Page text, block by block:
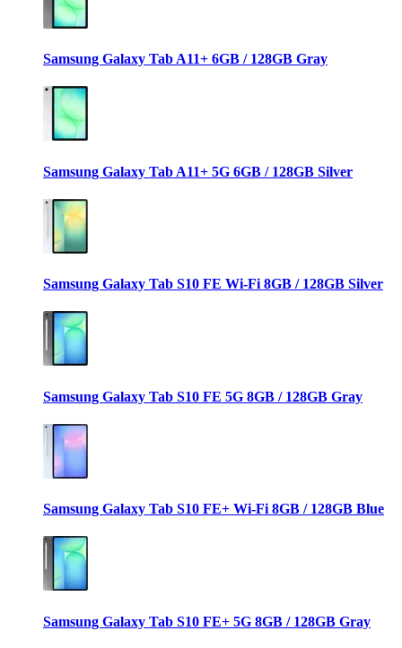
Samsung Galaxy Tab A11+ 6GB / 128GB Gray
Samsung Galaxy Tab A11+ 5G 6GB / 128GB Silver
Samsung Galaxy Tab S10 FE Wi-Fi 8GB / 128GB Silver
Samsung Galaxy Tab S10 FE 5G 8GB / 128GB Gray
Samsung Galaxy Tab S10 FE+ Wi-Fi 8GB / 128GB Blue
Samsung Galaxy Tab S10 FE+ 5G 8GB / 128GB Gray